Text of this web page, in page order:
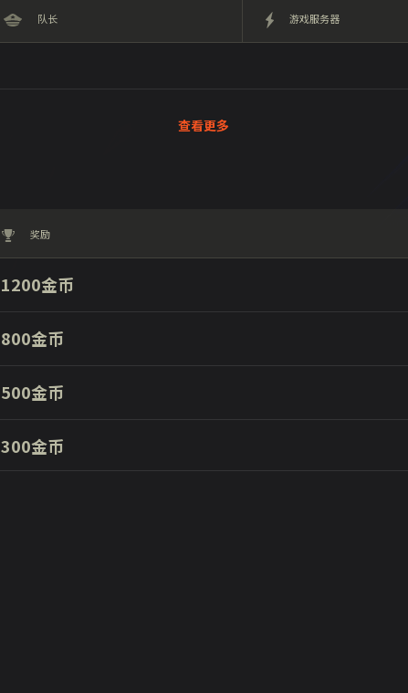
队长 游戏服务器
查看更多
奖励
1200金币
800金币
500金币
300金币